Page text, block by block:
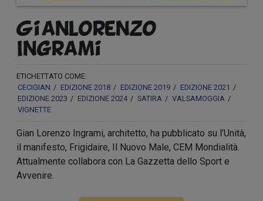
Gianlorenzo
Ingrami
ETICHETTATO COME:
CECIGIAN
EDIZIONE 2018 EDIZIONE 2019
EDIZIONE 2021
EDIZIONE 2023
EDIZIONE 2024 SATIRA
VALSAMOGGIA
VIGNETTE
Gian Lorenzo Ingrami, architetto, ha pubblicato su l’Unità,
il manifesto, Frigidaire, Il Nuovo Male, CEM Mondialità.
Attualmente collabora con La Gazzetta dello Sport e
Avvenire.